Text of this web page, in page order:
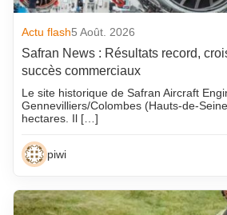
Actu flash5 Août. 2026
Safran News : Résultats record,
succès commerciaux
Le site historique de Safran Aircraft
Gennevilliers/Colombes (Hauts-de-
hectares. Il […]
piwi